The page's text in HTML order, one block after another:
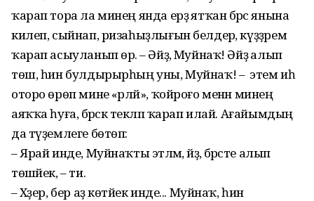
ҡарап тора ла минең янда ерҙә ятҡан бәрәс янына
килеп, сыйнап, ризаһыҙлығын белдерә, күҙҙәремә
ҡарап асыуланып өрә. – Әйҙә, Муйнаҡ! Әйҙә алып
төш, һин булдырырһың уны, Муйнаҡ! – ә этем иһә
оторо өрөп мине «әрләй», ҡойроғо менән минең
аяҡҡа һуға, бәрәскә текләп ҡарап илай. Ағайымдың
да түҙемлеге бөтөп:
– Ярай инде, Муйнаҡты этләмә, әйҙә, бәрәсте алып
төшәйек, – ти.
– Хәҙер, бер аҙ көтәйек инде... Муйнаҡ, һин